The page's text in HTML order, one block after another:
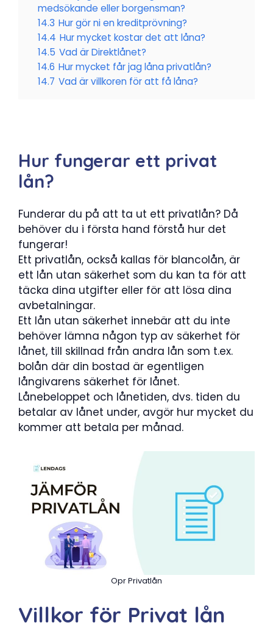
medsökande eller borgensman?
14.3 Hur gör ni en kreditprövning?
14.4 Hur mycket kostar det att låna?
14.5 Vad är Direktlånet?
14.6 Hur mycket får jag låna privatlån?
14.7 Vad är villkoren för att få låna?
Hur fungerar ett privat
lån?
Funderar du på att ta ut ett privatlån? Då
behöver du i första hand förstå hur det
fungerar!
Ett privatlån, också kallas för blancolån, är
ett lån utan säkerhet som du kan ta för att
täcka dina utgifter eller för att lösa dina
avbetalningar.
Ett lån utan säkerhet innebär att du inte
behöver lämna någon typ av säkerhet för
lånet, till skillnad från andra lån som t.ex.
bolån där din bostad är egentligen
långivarens säkerhet för lånet.
Lånebeloppet och lånetiden, dvs. tiden du
betalar av lånet under, avgör hur mycket du
kommer att betala per månad.
Opr Privatlån
Villkor för Privat lån